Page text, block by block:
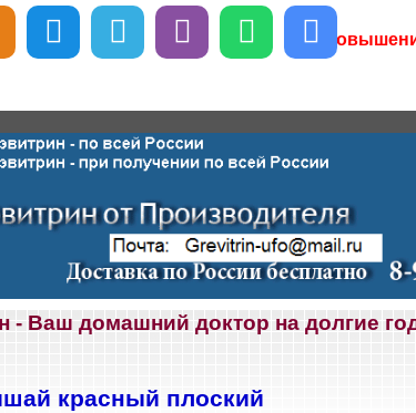
- Ваш домашний доктор на долгие
красный плоский